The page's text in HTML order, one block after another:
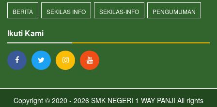
BERITA SEKILAS INFO SEKILAS-INFO PENGUMUMAN
Ikuti Kami
Copyright © 2020 - 2026 SMK NEGERI 1 WAY PANJI All rights